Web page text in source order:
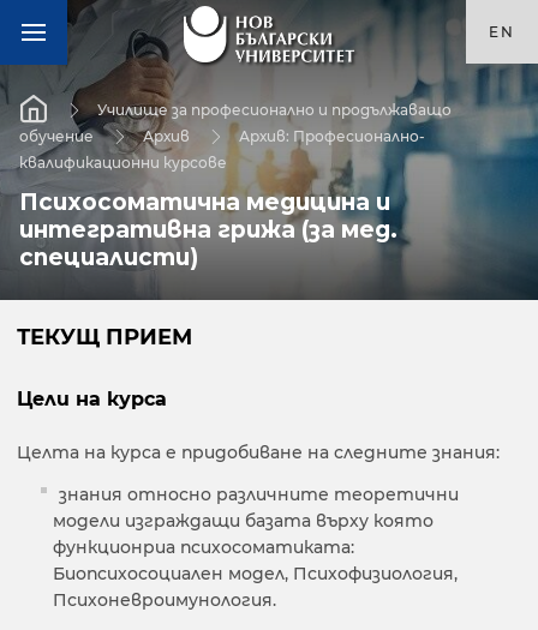
EN
Училище за професионално и продължаващо
обучение
Архив
Архив: Професионално-
квалификационни курсове
Психосоматична медицина и
интегративна грижа (за мед.
специалисти)
ТЕКУЩ ПРИЕМ
Цели на курса
Целта на курса е придобиване на следните знания:
знания относно различните теоретични
модели изграждащи базата върху която
функционриа психосоматиката:
Биопсихосоциален модел, Психофизиология,
Психоневроимунология.